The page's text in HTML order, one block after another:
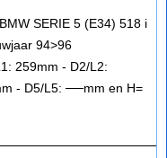
SERIE 5 (E34) 518 i
94>96
259mm - D2/L2:
- D5/L5: ──mm en H=